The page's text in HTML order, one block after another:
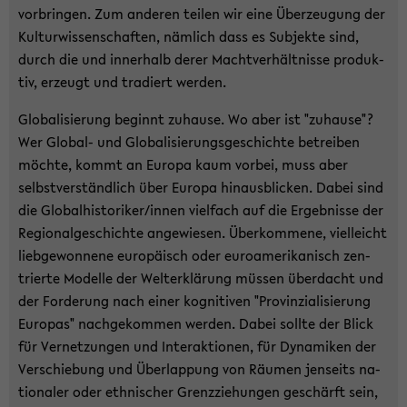
vor­brin­gen. Zum an­de­ren tei­len wir eine Über­zeu­gung der
Kul­tur­wis­sen­schaf­ten, näm­lich dass es Sub­jek­te sind,
durch die und in­ner­halb derer Macht­ver­hält­nis­se pro­duk­
tiv, er­zeugt und tra­diert wer­den.
Glo­ba­li­sie­rung be­ginnt zu­hau­se. Wo aber ist "zu­hau­se"?
Wer Global-​ und Glo­ba­li­sie­rungs­ge­schich­te be­trei­ben
möch­te, kommt an Eu­ro­pa kaum vor­bei, muss aber
selbst­ver­ständ­lich über Eu­ro­pa hin­aus­bli­cken. Dabei sind
die Glo­bal­his­to­ri­ker/innen viel­fach auf die Er­geb­nis­se der
Re­gio­nal­ge­schich­te an­ge­wie­sen. Über­kom­me­ne, viel­leicht
lieb­ge­won­ne­ne eu­ro­pä­isch oder eu­ro­ame­ri­ka­nisch zen­
trier­te Mo­del­le der Welt­erklä­rung müs­sen über­dacht und
der For­de­rung nach einer ko­gni­ti­ven "Pro­vin­zia­li­sie­rung
Eu­ro­pas" nach­ge­kom­men wer­den. Dabei soll­te der Blick
für Ver­net­zun­gen und In­ter­ak­tio­nen, für Dy­na­mi­ken der
Ver­schie­bung und Über­lap­pung von Räu­men jen­seits na­
tio­na­ler oder eth­ni­scher Grenz­zie­hun­gen ge­schärft sein,